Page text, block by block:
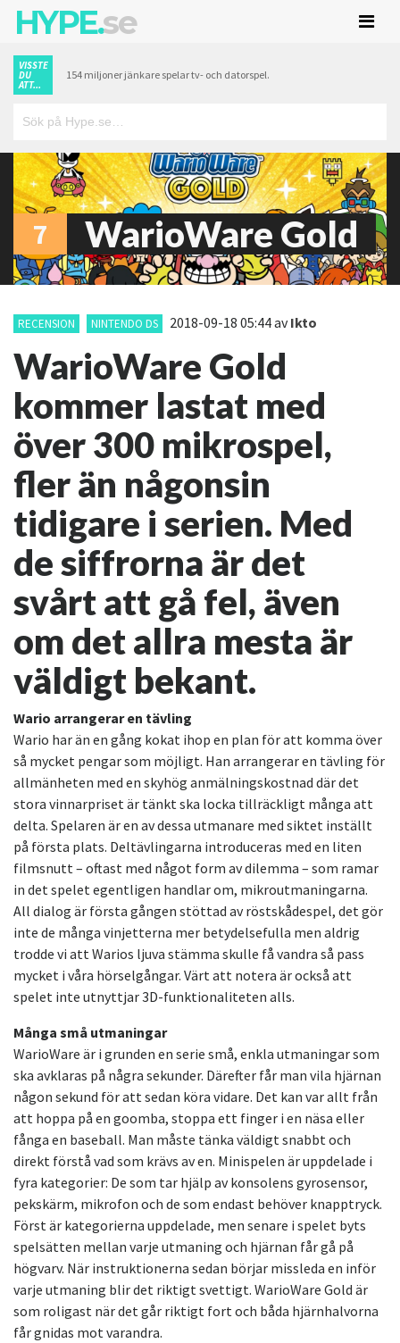
HYPE.se
VISSTE
DU
ATT...
154 miljoner jänkare spelar tv- och datorspel.
7 WarioWare Gold
RECENSION NINTENDO DS 2018-09-18 05:44avIkto
WarioWare Gold
kommer lastat med
över 300 mikrospel,
fler än någonsin
tidigare i serien. Med
de siffrorna är det
svårt att gå fel, även
om det allra mesta är
väldigt bekant.
Wario arrangerar en tävling
Wario har än en gång kokat ihop en plan för att komma över
så mycket pengar som möjligt. Han arrangerar en tävling för
allmänheten med en skyhög anmälningskostnad där det
stora vinnarpriset är tänkt ska locka tillräckligt många att
delta. Spelaren är en av dessa utmanare med siktet inställt
på första plats. Deltävlingarna introduceras med en liten
filmsnutt – oftast med något form av dilemma – som ramar
in det spelet egentligen handlar om, mikroutmaningarna.
All dialog är första gången stöttad av röstskådespel, det gör
inte de många vinjetterna mer betydelsefulla men aldrig
trodde vi att Warios ljuva stämma skulle få vandra så pass
mycket i våra hörselgångar. Värt att notera är också att
spelet inte utnyttjar 3D-funktionaliteten alls.
Många små utmaningar
WarioWare är i grunden en serie små, enkla utmaningar som
ska avklaras på några sekunder. Därefter får man vila hjärnan
någon sekund för att sedan köra vidare. Det kan var allt från
att hoppa på en goomba, stoppa ett finger i en näsa eller
fånga en baseball. Man måste tänka väldigt snabbt och
direkt förstå vad som krävs av en. Minispelen är uppdelade i
fyra kategorier: De som tar hjälp av konsolens gyrosensor,
pekskärm, mikrofon och de som endast behöver knapptryck.
Först är kategorierna uppdelade, men senare i spelet byts
spelsätten mellan varje utmaning och hjärnan får gå på
högvarv. När instruktionerna sedan börjar missleda en inför
varje utmaning blir det riktigt svettigt. WarioWare Gold är
som roligast när det går riktigt fort och båda hjärnhalvorna
får gnidas mot varandra.